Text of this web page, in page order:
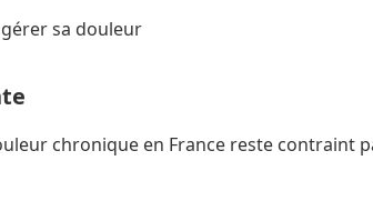
sa douleur
chronique en France reste contraint